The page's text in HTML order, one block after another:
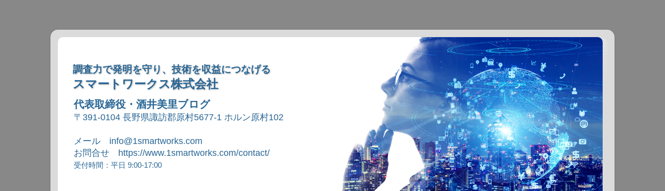
調査力で発明を守り、技術を収益につなげる
スマートワークス株式会社
代表取締役・酒井美里ブログ
〒391-0104 長野県諏訪郡原村5677-1 ホルン原村102
メール info@1smartworks.com
お問合せ https://www.1smartworks.com/contact/
受付時間：平日 9:00-17:00